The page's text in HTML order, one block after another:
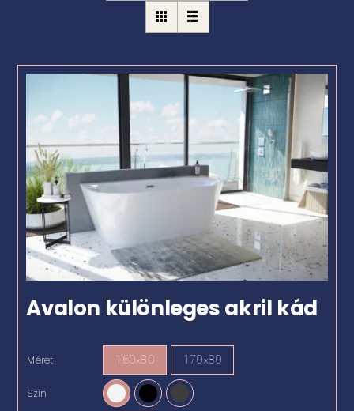
Avalon különleges akril kád
Méret 160×80 170×80
Szín